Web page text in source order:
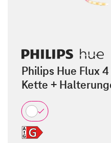
Philips Hue Flux
Kette +